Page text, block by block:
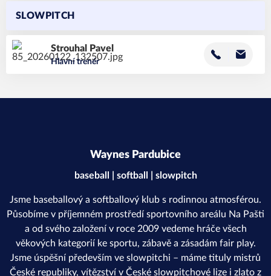
SLOWPITCH
Pavel
Strouhal
Hlavní trenér
Waynes Pardubice
baseball | softball | slowpitch
Jsme baseballový a softballový klub s rodinnou atmosférou.
Působíme v příjemném prostředí sportovního areálu Na Pašti
a od svého založení v roce 2009 vedeme hráče všech
věkových kategorií ke sportu, zábavě a zásadám fair play.
Jsme úspěšní především ve slowpitchi – máme tituly mistrů
České republiky, vítězství v České slowpitchové lize i zlato z